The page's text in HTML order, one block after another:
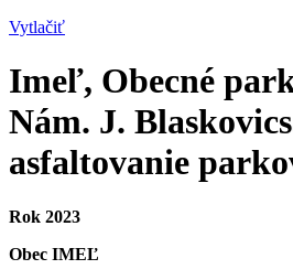
Vytlačiť
Imeľ, Obecné
Nám. J.
asfaltovanie
Rok 2023
Obec IMEĽ